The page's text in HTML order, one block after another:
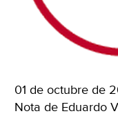
01 de octubre de
Nota de Eduardo